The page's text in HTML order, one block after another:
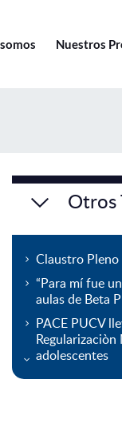
Nuestros
Otros
Claustro
“Para mí fue
aulas de Beta
PACE PUCV
adolescentes